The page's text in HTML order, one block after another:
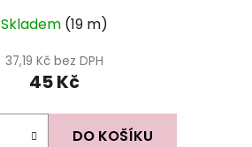
Skladem (19 m)
37,19 Kč bez DPH
45 Kč
DO KOŠÍKU